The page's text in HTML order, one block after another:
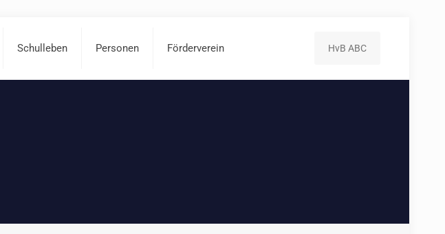
Schulleben Personen Förderverein HvB ABC